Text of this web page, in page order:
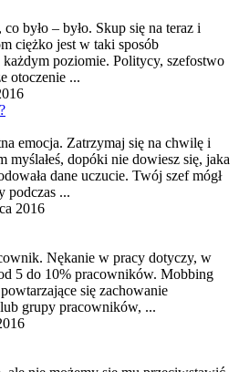
było – było. Skup się na teraz i
ciężko jest w taki sposób
poziomie. Politycy, szefostwo
otoczenie ...
emocja. Zatrzymaj się na chwilę i
myślałeś, dopóki nie dowiesz się, jaka
dane uczucie. Twój szefmógł
podczas ...
2016
Nękanie w pracy dotyczy, w
5 do 10% pracowników. Mobbing
się zachowanie
grupy pracowników, ...